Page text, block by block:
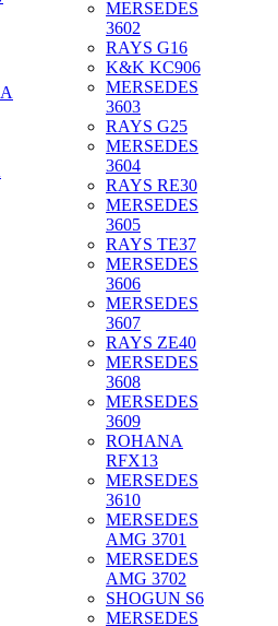
MERSEDES
3602
RAYS G16
K&K KC906
MERSEDES
3603
RAYS G25
MERSEDES
3604
RAYS RE30
MERSEDES
3605
RAYS TE37
MERSEDES
3606
MERSEDES
3607
RAYS ZE40
MERSEDES
3608
MERSEDES
3609
ROHANA
RFX13
MERSEDES
3610
MERSEDES
AMG 3701
MERSEDES
AMG 3702
SHOGUN S6
MERSEDES